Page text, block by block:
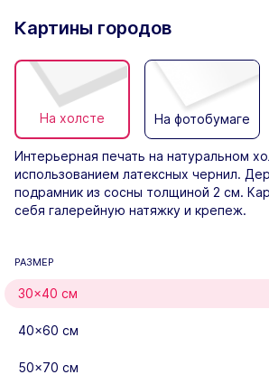
Картины городов
На холсте На фотобумаге
Интерьерная печать на натуральном
использованием латексных чернил.
подрамник из сосны толщиной 2 см.
себя галерейную натяжку и крепеж.
РАЗМЕР
30×40 см
40×60 см
50×70 см